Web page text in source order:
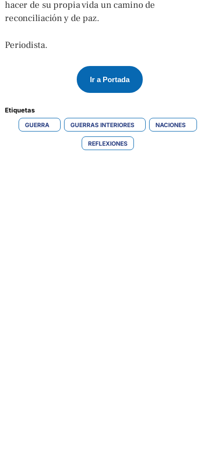
hacer de su propia vida un camino de
reconciliación y de paz.
Periodista.
Ir a Portada
Etiquetas
GUERRA GUERRAS INTERIORES NACIONES
REFLEXIONES